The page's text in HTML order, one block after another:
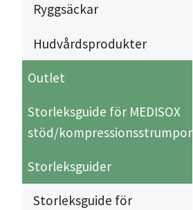
Ryggsäckar
Hudvårdsprodukter
Outlet
Storleksguide för MEDISOX
stöd/kompressionsstrumpor
Storleksguider
Storleksguide för